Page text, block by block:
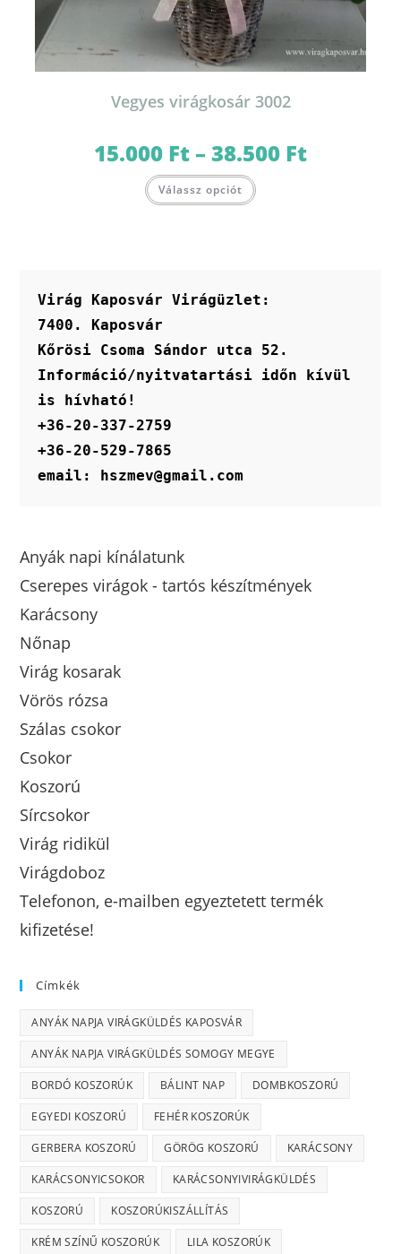
Vegyes virágkosár 3002
15.000 Ft–38.500 Ft15.000 Ft
Válassz opciót a
termékoldalon
választhatók
Virág Kaposvár Virágüzlet:
7400. Kaposvár
Kőrösi Csoma Sándor utca 52.
Információ/nyitvatartási időn kívül
is hívható!
+36-20-337-2759
+36-20-529-7865
email: hszmev@gmail.com
Anyák napi kínálatunk
Cserepes virágok - tartós készítmények
Karácsony
Nőnap
Virág kosarak
Vörös rózsa
Szálas csokor
Csokor
Koszorú
Sírcsokor
Virág ridikül
Virágdoboz
Telefonon, e-mailben egyeztetett termék
kifizetése!
Címkék
ANYÁK NAPJA VIRÁGKÜLDÉS KAPOSVÁR
ANYÁK NAPJA VIRÁGKÜLDÉS SOMOGY MEGYE
BORDÓ KOSZORÚK BÁLINT NAP DOMBKOSZORÚ
EGYEDI KOSZORÚ FEHÉR KOSZORÚK
GERBERA KOSZORÚ GÖRÖG KOSZORÚ KARÁCSONY
KARÁCSONYICSOKOR KARÁCSONYIVIRÁGKÜLDÉS
KOSZORÚ KOSZORÚKISZÁLLÍTÁS
KRÉM SZÍNŰ KOSZORÚK LILA KOSZORÚK